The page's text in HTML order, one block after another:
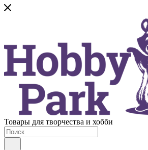
Товары для творчества и хобби